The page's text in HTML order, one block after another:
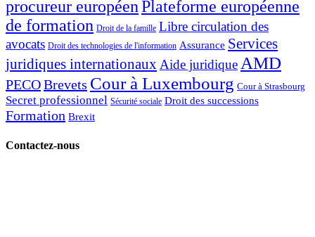
procureur européenPlateforme européenne
de formation Droit de la famille Libre circulation des
avocats Droit des technologies de l'information Assurance Services
juridiques internationauxAide juridique AMD
PECOBrevets Cour à Luxembourg Cour à Strasbourg
Secret professionnel Sécurité sociale Droit des successions
Formation Brexit
Contactez-nous